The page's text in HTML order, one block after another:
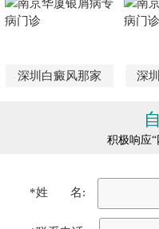
深圳白癜风那家 深
积极响应
*姓 名: